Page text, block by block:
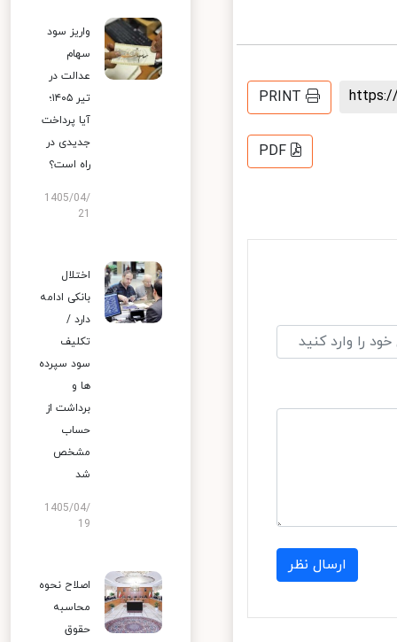
PRINT
PDF
ارسال نظر
واریز سود
سهام
عدالت در
تیر ۱۴۰۵؛
آیا پرداخت
جدیدی در
راه است؟
1405/04/
اختلال
بانکی ادامه
دارد /
تکلیف
سود سپرده
ها و
برداشت از
حساب
مشخص
شد
1405/04/
19
اصلاح نحوه
محاسبه
حقوق